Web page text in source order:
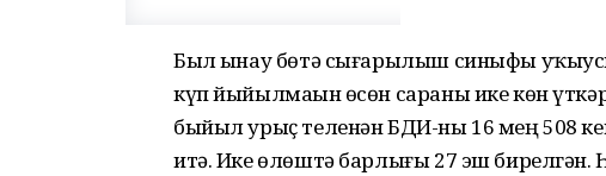
Был һынау бөтә сығарылыш синыфы
күп йыйылмаһын өсөн сараны ике көн
быйыл урыҫ теленән БДИ-ны 16 мең 508
итә. Ике өлөштә барлығы 27 эш